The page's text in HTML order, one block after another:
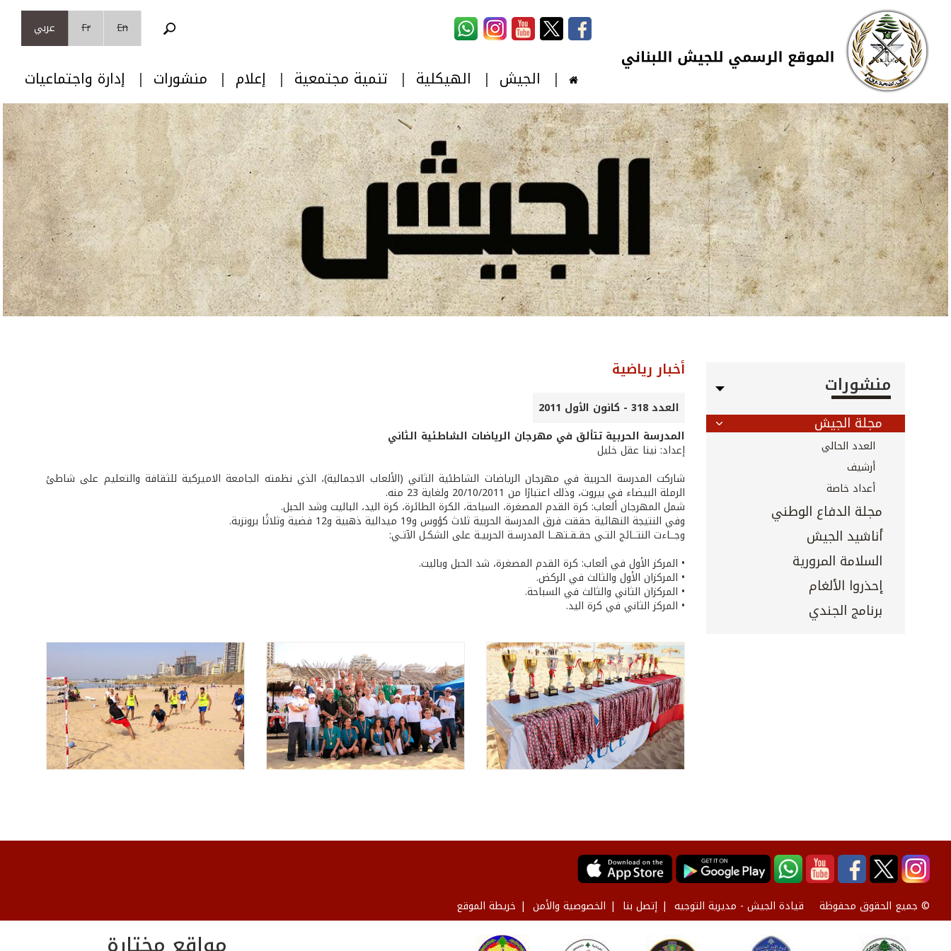
تجاوز إلى المحتوى الرئيسي
Skip to navigation
En
Fr عربي
الجيش الهيكلية تنمية مجتمعية إعلام منشورات إدارة واجتماعيات
منشورات
مجلة الجيش
العدد الحالي
أرشيف
أعداد خاصة
مجلة الدفاع الوطني
أناشيد الجيش
السلامة المرورية
إحذروا الألغام
برنامج الجندي
أخبار رياضية
العدد 318 - كانون الأول 2011
المدرسة الحربية تتألق في مهرجان الرياضات الشاطئية الثاني
إعداد: نينا عقل خليل
شاركت المدرسة الحربية في مهرجان الرياضات الشاطئية الثاني (الألعاب الاجمالية)، الذي نظمته الجامعة الاميركية للثقافة والتعليم على شاطئ
الرملة البيضاء في بيروت، وذلك اعتبارًا من 20/10/2011 ولغاية 23 منه.
شمل المهرجان ألعاب: كرة القدم المصغرة، السباحة، الكرة الطائرة، كرة اليد، الباليت وشد الحبل.
وفي النتيجة النهائية حققت فرق المدرسة الحربية ثلاث كؤوس و19 ميدالية ذهبية و12 فضية وثلاثًا برونزية.
وجــاءت النتــائج التـي حقـقـتهــا المدرسـة الحربيـة على الشكـل الآتـي:
• المركز الأول في ألعاب: كرة القدم المصغرة، شد الحبل وباليت.
• المركزان الأول والثالث في الركض.
• المركزان الثاني والثالث في السباحة.
• المركز الثاني في كرة اليد.
© جميع الحقوق محفوظة قيادة الجيش - مديرية التوجيه إتصل بنا الخصوصية والأمن خريطة الموقع